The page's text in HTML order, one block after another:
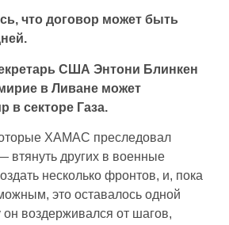
что договор может быть
США Энтони Блинкен
в Ливане может
в секторе Газа.
ХАМАС преследовал
втянуть других в военные
несколько фронтов, и, пока
это оставалось одной
он воздерживался от шагов,